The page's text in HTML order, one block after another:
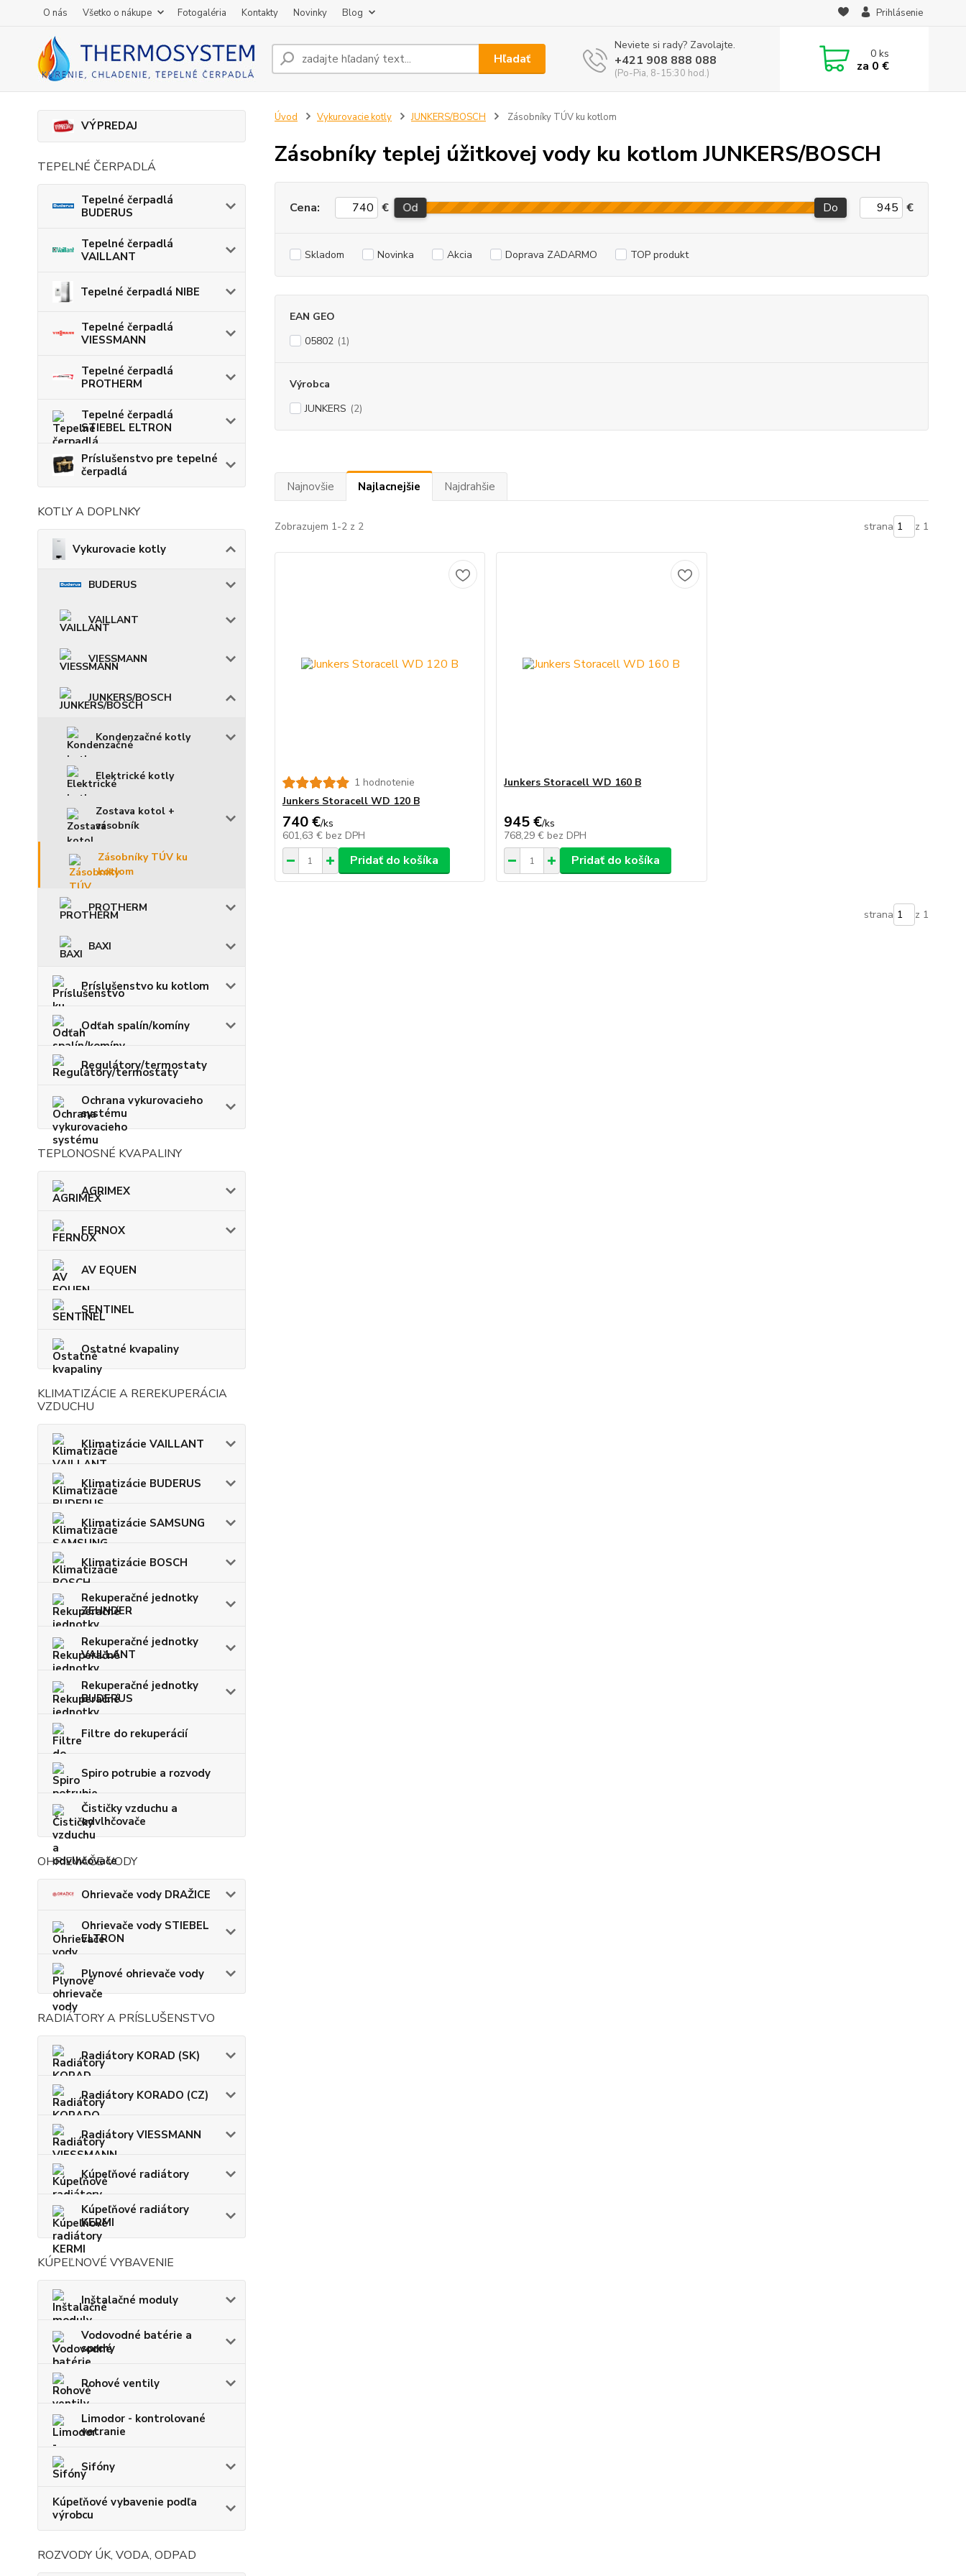
O nás Všetko o nákupe Fotogaléria Kontakty Novinky Blog Prihlásenie
Hľadať
Neviete si rady? Zavolajte.
+421 908 888 088
(Po-Pia, 8-15:30 hod.)
0ks
za 0 €
VÝPREDAJ
TEPELNÉ ČERPADLÁ
Tepelné čerpadlá
BUDERUS
Tepelné čerpadlá
VAILLANT
Tepelné čerpadlá NIBE
Tepelné čerpadlá
VIESSMANN
Tepelné čerpadlá
PROTHERM
Tepelné čerpadlá
STIEBEL ELTRON
Príslušenstvo pre tepelné
čerpadlá
KOTLY A DOPLNKY
Vykurovacie kotly
BUDERUS
VAILLANT
VIESSMANN
JUNKERS/BOSCH
Kondenzačné kotly
Elektrické kotly
Zostava kotol +
zásobník
Zásobníky TÚV ku
kotlom
PROTHERM
BAXI
Príslušenstvo ku kotlom
Odťah spalín/komíny
Regulátory/termostaty
Ochrana vykurovacieho
systému
TEPLONOSNÉ KVAPALINY
AGRIMEX
FERNOX
AV EQUEN
SENTINEL
Ostatné kvapaliny
KLIMATIZÁCIE A REREKUPERÁCIA
VZDUCHU
Klimatizácie VAILLANT
Klimatizácie BUDERUS
Klimatizácie SAMSUNG
Klimatizácie BOSCH
Rekuperačné jednotky
ZEHNDER
Rekuperačné jednotky
VAILLANT
Rekuperačné jednotky
BUDERUS
Filtre do rekuperácií
Spiro potrubie a rozvody
Čističky vzduchu a
odvlhčovače
OHRIEVAČE VODY
Ohrievače vody DRAŽICE
Ohrievače vody STIEBEL
ELTRON
Plynové ohrievače vody
RADIÁTORY A PRÍSLUŠENSTVO
Radiátory KORAD (SK)
Radiátory KORADO (CZ)
Radiátory VIESSMANN
Kúpeľňové radiátory
Kúpeľňové radiátory
KERMI
KÚPEĽNOVÉ VYBAVENIE
Inštalačné moduly
Vodovodné batérie a
sprchy
Rohové ventily
Limodor - kontrolované
vetranie
Sifóny
Kúpeľňové vybavenie podľa
výrobcu
ROZVODY ÚK, VODA, ODPAD
Úvod Vykurovacie kotly JUNKERS/BOSCH Zásobníky TÚV ku kotlom
Zásobníky teplej úžitkovej vody ku kotlom JUNKERS/BOSCH
Cena: € Od Do €
Skladom Novinka Akcia Doprava ZADARMO TOP produkt
EAN GEO
05802 (1)
Výrobca
JUNKERS (2)
Najnovšie Najlacnejšie Najdrahšie
Zobrazujem 1-2 z 2 strana z 1
1 hodnotenie
Junkers Storacell WD 120 B
740 €/ks
601,63 € bez DPH
Pridať do košíka
Junkers Storacell WD 160 B
945 €/ks
768,29 € bez DPH
Pridať do košíka
strana z 1